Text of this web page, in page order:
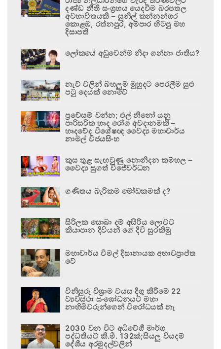
දණ්ඩ නීති සංග්‍රහය යෙදවීම බරපතල
අවභාවිතයකි – සුනිල් කන්නන්ගර
කොළඹ, රත්නපුර, අම්පාර හිටපු මහ
දිසාපති
ලෝකයේ අඩුවෙන්ම නිදා ගන්නා ජාතිය?
නැව් වලින් බහලුම් මුහුදට පෙරලීම සුළු
පටු දෙයක් නොවේ
ප්‍රවේසම් වන්න; එල් නිනෝ යනු
පාරිසරික හෘද රෝග අවදානමකි –
හෘදවේද විශේෂඥ වෛද්‍ය මහාචාර්ය
නාමල් විජයසිංහ
කුස තුළ සැඟවුණු නොනිදන කම්හල –
වෛද්‍ය සුගත් විජේවර්ධන
ගණිතය බැරිකම මෝඩකමක් ද?
සිරිලක සොබා දම් අසිරිය ලොවට
කියාපාන දිවියන් ගේ දිවි සුරකිමු
මහාචාර්ය විමල් දිසානායක අභාවප්‍රාප්ත
වේ
විනිසුරු විශ්‍රාම වයස දිගු කිරීමේ 22
ව්‍යවස්ථා සංශෝධනයට මහා
නාහිමිවරුන්ගෙන් විරෝධයක් නෑ
2030 වන විට අධිවේගී මාර්ග
පද්ධතියට කි.මී. 132ක්;සියලු වියදම්
දේශීය අරමුදල්වලින්